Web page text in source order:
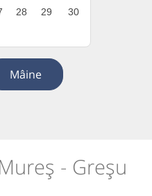
28 29
30
Mâine
- Greșu